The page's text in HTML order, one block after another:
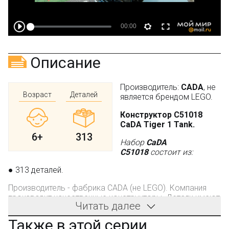
Описание
Возраст
6+
Деталей
313
Производитель: CADA, не
является брендом LEGO.
Конструктор C51018
CaDA Tiger 1 Tank.
Набор CaDA
C51018состоит из:
● 313 деталей.
Производитель - фабрика CADA (не LEGO). Компания
производит качественные конструкторы. Детали имеют
универсальные размеры и совместимы с
конструкторами других оригинальных брендов.
Читать далее
Также в этой серии